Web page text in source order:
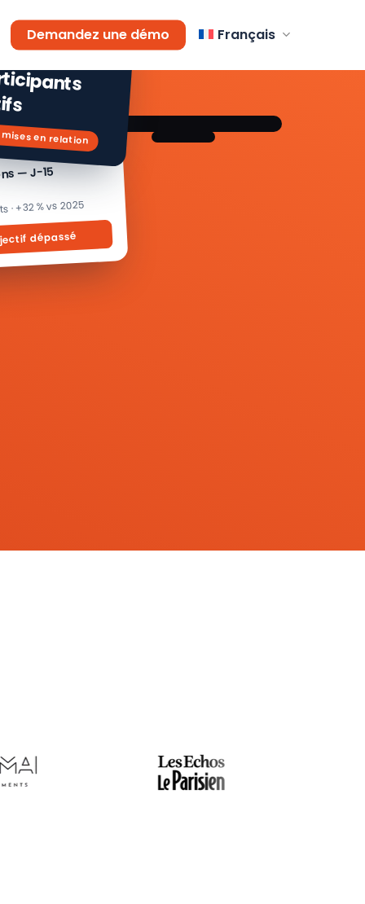
Demandez une démo Français
— J-15
· +32 % vs 2025
dépassé
de
mises en relation